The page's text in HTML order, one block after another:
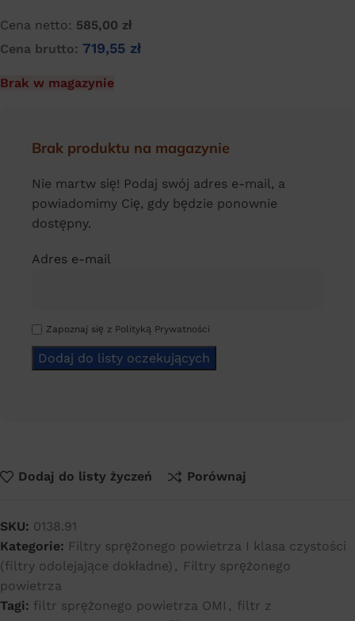
Cena netto: 585,00 zł
Cena brutto: 719,55 zł
Brak w magazynie
Brak produktu na magazynie
Nie martw się! Podaj swój adres e-mail, a
powiadomimy Cię, gdy będzie ponownie
dostępny.
Adres e-mail
Zapoznaj się z Polityką Prywatności
Dodaj do listy życzeń Porównaj
SKU: 0138.91
Kategorie: Filtry sprężonego powietrza I klasa czystości
(filtry odolejające dokładne) , Filtry sprężonego
powietrza
Tagi: filtr sprężonego powietrza OMI , filtr z